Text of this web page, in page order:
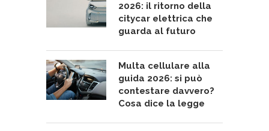
2026: il ritorno della
citycar elettrica che
guarda al futuro
Multa cellulare alla
guida 2026: si può
contestare davvero?
Cosa dice la legge